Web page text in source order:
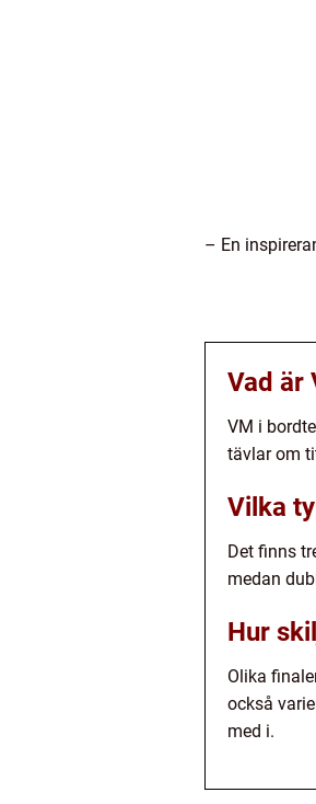
– En
Vad är
VM i
tävlar om
Vilka
Det finns
medan
Hur
Olika
också
med i.